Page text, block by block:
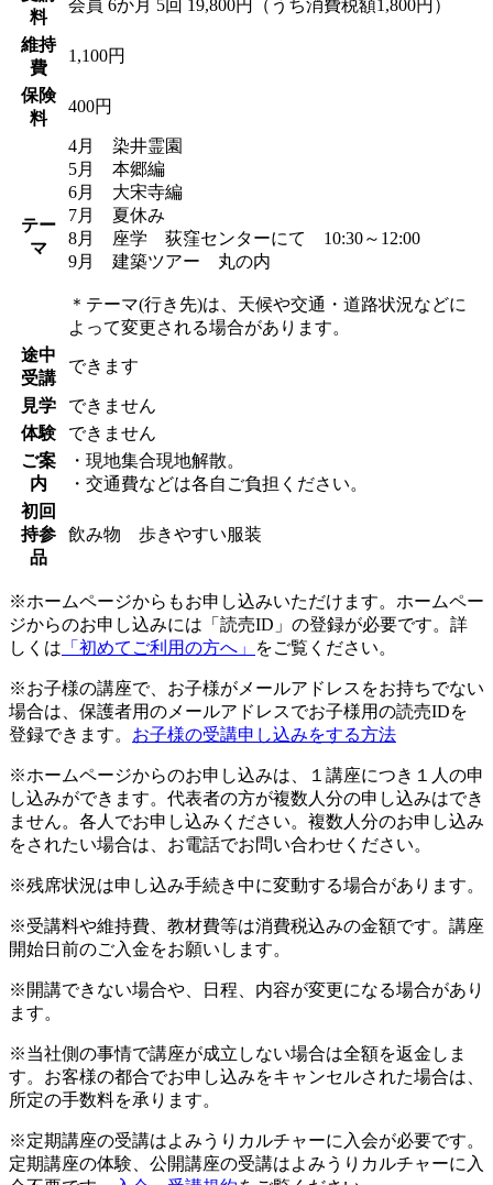
料
会員 6か月 5回 19,800円（うち消費税額1,800円）
維持
費
1,100円
保険
料
400円
テー
マ
4月 染井霊園
5月 本郷編
6月 大宋寺編
7月 夏休み
8月 座学 荻窪センターにて 10:30～12:00
9月 建築ツアー 丸の内
＊テーマ(行き先)は、天候や交通・道路状況などに
よって変更される場合があります。
途中
受講
できます
見学
できません
体験
できません
ご案
内
・現地集合現地解散。
・交通費などは各自ご負担ください。
初回
持参
品
飲み物 歩きやすい服装
※ホームページからもお申し込みいただけます。ホームペー
ジからのお申し込みには「読売ID」の登録が必要です。詳
しくは 「初めてご利用の方へ」 をご覧ください。
※お子様の講座で、お子様がメールアドレスをお持ちでない
場合は、保護者用のメールアドレスでお子様用の読売IDを
登録できます。 お子様の受講申し込みをする方法
※ホームページからのお申し込みは、１講座につき１人の申
し込みができます。代表者の方が複数人分の申し込みはでき
ません。各人でお申し込みください。複数人分のお申し込み
をされたい場合は、お電話でお問い合わせください。
※残席状況は申し込み手続き中に変動する場合があります。
※受講料や維持費、教材費等は消費税込みの金額です。講座
開始日前のご入金をお願いします。
※開講できない場合や、日程、内容が変更になる場合があり
ます。
※当社側の事情で講座が成立しない場合は全額を返金しま
す。お客様の都合でお申し込みをキャンセルされた場合は、
所定の手数料を承ります。
※定期講座の受講はよみうりカルチャーに入会が必要です。
定期講座の体験、公開講座の受講はよみうりカルチャーに入